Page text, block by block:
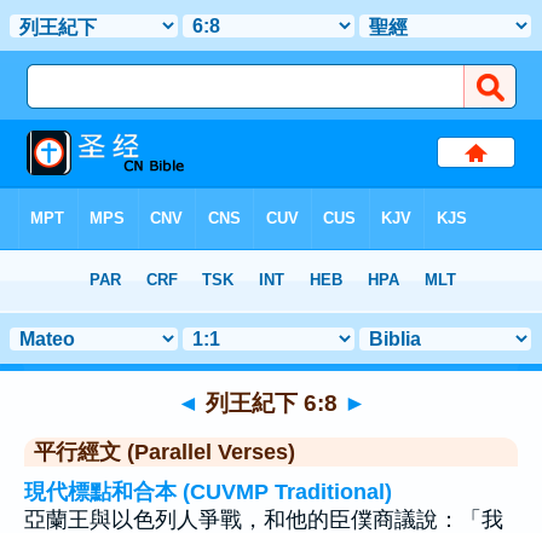
> 聖經金句 8
◄ 列王紀下 6:8 ►
平行經文 (Parallel Verses)
現代標點和合本 (CUVMP Traditional)
亞蘭王與以色列人爭戰，和他的臣僕商議說：「我